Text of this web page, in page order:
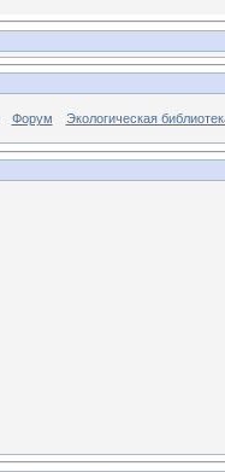
Форум Экологическая